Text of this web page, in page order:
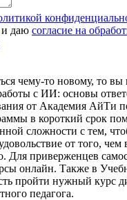
и даю согласие на
чему-то новому, то
с ИИ: основы
от Академия АйТи
в короткий срок
сложности с тем,
от того, чем
Для приверженцев
онлайн. Также в
пройти нужный курс
педагога.